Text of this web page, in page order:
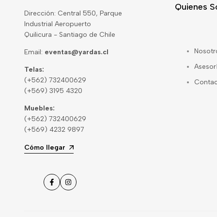
Dirección: Central 550, Parque
Industrial Aeropuerto
Quilicura - Santiago de Chile
Email: eventas@yardas.cl
Telas:
(+562) 732400629
(+569) 3195 4320
Muebles:
(+562) 732400629
(+569) 4232 9897
Cómo llegar
FacebookInstagram
Quienes